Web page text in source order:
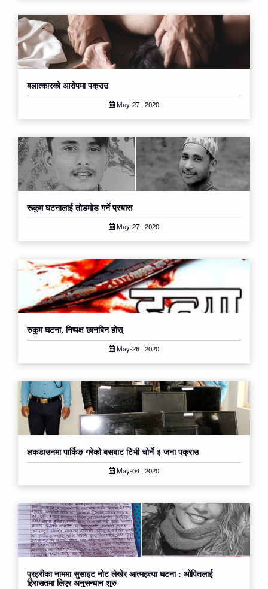
बलात्कारको आरोपमा पक्राउ
May-27 , 2020
रूकुम घटनालाई तोडमोड गर्ने प्रयास
May-27 , 2020
रुकुम घटना, निष्पक्ष छानबिन होस्
May-26 , 2020
लकडाउनमा पार्किङ गरेको बसबाट टिभी चोर्ने ३ जना पक्राउ
May-04 , 2020
प्रहरीका नाममा सुसाइट नोट लेखेर आत्महत्या घटना : ओपितलाई
हिरासतमा लिएर अनुसन्धान शुरु